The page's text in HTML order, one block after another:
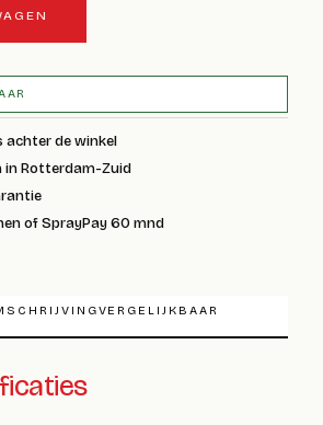
achter de winkel
in Rotterdam-Zuid
of SprayPay 60 mnd
VERGELIJKBAAR
ficaties